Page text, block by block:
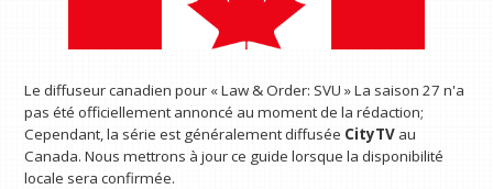
Le diffuseur canadien pour « Law & Order: SVU » La saison 27 n'a
pas été officiellement annoncé au moment de la rédaction;
Cependant, la série est généralement diffusée CityTV au
Canada. Nous mettrons à jour ce guide lorsque la disponibilité
locale sera confirmée.